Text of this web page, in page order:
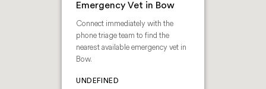
Emergency Vet in Bow
Connect immediately with the
phone triage team to find the
nearest available emergency vet in
Bow.
UNDEFINED